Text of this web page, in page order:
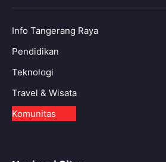
Info Tangerang Raya
Pendidikan
Teknologi
Travel & Wisata
Komunitas